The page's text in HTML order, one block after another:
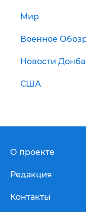
Мир
Военное
Новости
США
О проекте
Редакция
Контакты